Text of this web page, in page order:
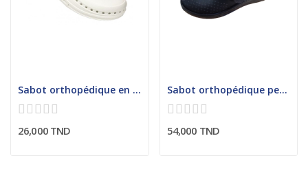
Sabot orthopédique en PVC
26,000 TND
Sabot orthopédique perforé
54,000 TND